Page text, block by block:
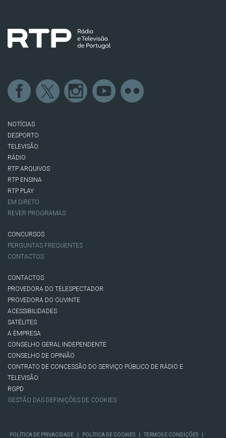
NOTÍCIAS
DESPORTO
TELEVISÃO
RÁDIO
RTP ARQUIVOS
RTP ENSINA
RTP PLAY
EM DIRETO
REVER PROGRAMAS
CONCURSOS
PERGUNTAS FREQUENTES
CONTACTOS
CONTACTOS
PROVEDORA DO TELESPECTADOR
PROVEDORA DO OUVINTE
ACESSIBILIDADES
SATÉLITES
A EMPRESA
CONSELHO GERAL INDEPENDENTE
CONSELHO DE OPINIÃO
CONTRATO DE CONCESSÃO DO SERVIÇO PÚBLICO DE RÁDIO E
TELEVISÃO
RGPD
GESTÃO DAS DEFINIÇÕES DE COOKIES
POLÍTICA DE PRIVACIDADE POLÍTICA DE COOKIES TERMOS E CONDIÇÕES